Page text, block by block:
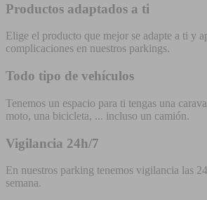
Productos adaptados a ti
Elige el producto que mejor se adapte a ti y
complicaciones en nuestros parkings.
Todo tipo de vehículos
Tenemos un espacio para ti tengas una
moto, una bicicleta, ... incluso un camión.
Vigilancia 24h/7
En nuestros parking tenemos vigilancia las
semana.